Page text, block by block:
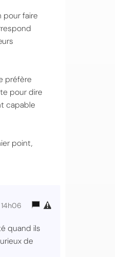
pour faire
préfère
pour dire
capable
point,
quand ils
de